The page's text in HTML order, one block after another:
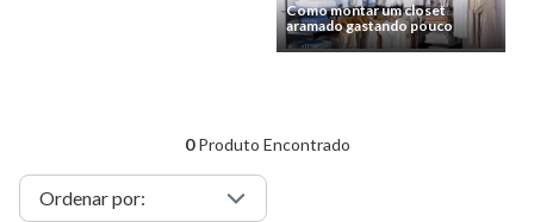
Como montar um closet
aramado gastando pouco
0Produto Encontrado